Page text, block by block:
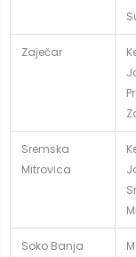
Zaječar
Sremska
Mitrovica
Soko Banja